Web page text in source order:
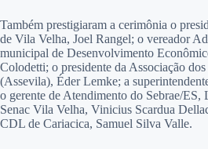
Também prestigiaram a cerimônia o
de Vila Velha, Joel Rangel; o vereador
municipal de Desenvolvimento
Colodetti; o presidente da Associação
(Assevila), Éder Lemke; a
o gerente de Atendimento do Sebrae/
Senac Vila Velha, Vinicius Scardua
CDL de Cariacica, Samuel Silva Valle.